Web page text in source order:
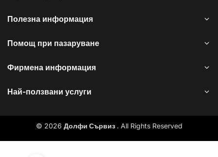
Полезна информация
Помощ при пазаруване
Фирмена информация
Най-ползвани услуги
© 2026 Долфи Сървиз . All Rights Reserved